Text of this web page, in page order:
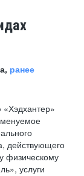
ранее
«Хэдхантер»
действующего
физическому
услуги